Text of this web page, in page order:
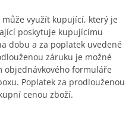
využít kupující, který je
poskytuje kupujícímu
dobu a za poplatek uvedené
záruku je možné
formuláře
Poplatek za prodlouženou
cenou zboží.